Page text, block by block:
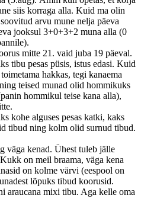
siis korraga alla. Kuid ma olin
arvu mune nelja päeva
jooksul 3+0+3+2 muna alla (0
mitte 21. vaid juba 19 päeval.
tibu pesas püsis, istus edasi. Kuid
hakkas, tegi kanaema
teised munad olid hommikuks
hommikul teise kana alla),
kohe alguses pesas katki, kaks
tibud ning kolm olid surnud tibud.
väga kenad. Ühest tuleb jälle
on meil braama, väga kena
on kolme värvi (eespool on
lõpuks tibud koorusid.
araucana mixi tibu. Aga kelle oma